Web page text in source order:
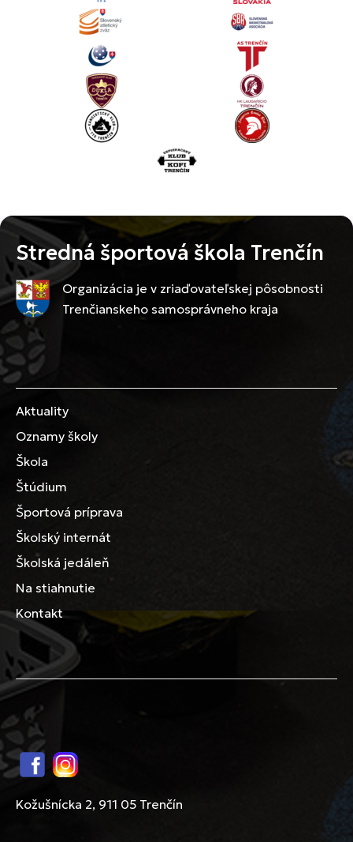
Stredná športová škola Trenčín
Organizácia je v zriaďovateľskej pôsobnosti
Trenčianskeho samosprávneho kraja
Aktuality
Oznamy školy
Škola
Štúdium
Športová príprava
Školský internát
Školská jedáleň
Na stiahnutie
Kontakt
FacebookInstagram
Kožušnícka 2, 911 05 Trenčín